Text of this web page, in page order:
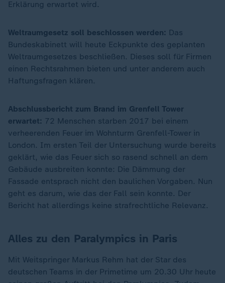
Erklärung erwartet wird.
Weltraumgesetz soll beschlossen werden: Das
Bundeskabinett will heute Eckpunkte des geplanten
Weltraumgesetzes beschließen. Dieses soll für Firmen
einen Rechtsrahmen bieten und unter anderem auch
Haftungsfragen klären.
Abschlussbericht zum Brand im Grenfell Tower
erwartet: 72 Menschen starben 2017 bei einem
verheerenden Feuer im Wohnturm Grenfell-Tower in
London. Im ersten Teil der Untersuchung wurde bereits
geklärt, wie das Feuer sich so rasend schnell an dem
Gebäude ausbreiten konnte: Die Dämmung der
Fassade entsprach nicht den baulichen Vorgaben. Nun
geht es darum, wie das der Fall sein konnte. Der
Bericht hat allerdings keine strafrechtliche Relevanz.
Alles zu den Paralympics in Paris
Mit Weitspringer Markus Rehm hat der Star des
deutschen Teams in der Primetime um 20.30 Uhr heute